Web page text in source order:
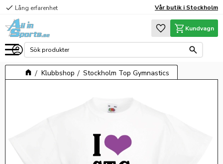
Meny
check Lång erfarenhet Vår butik i Stockholm
Favoriter
Kundvagn
Klubbshop Stockholm Top Gymnastics